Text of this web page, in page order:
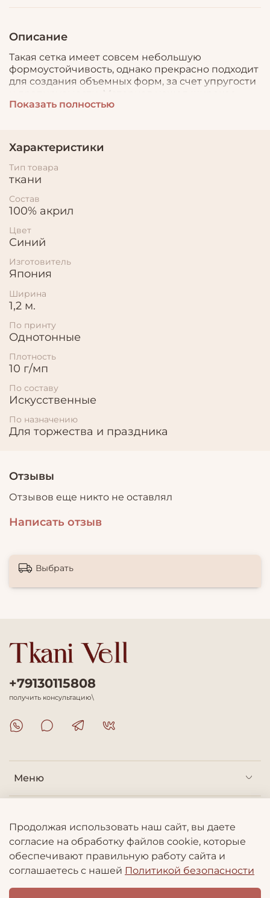
Описание
Такая сетка имеет совсем небольшую
формоустойчивость, однако прекрасно подходит
для создания объемных форм, за счет упругости
и драпируемости. Материал нашел широкое
применение в пошиве нарядной одежды,
Показать полностью
Характеристики
Тип товара
ткани
Состав
100% акрил
Цвет
Синий
Изготовитель
Япония
Ширина
1,2 м.
По принту
Однотонные
Плотность
10 г/мп
По составу
Искусственные
По назначению
Для торжества и праздника
Отзывы
Отзывов еще никто не оставлял
Написать отзыв
Выбрать
Меню
Информация
+79130115808
получить консультацию\
Продолжая использовать наш сайт, вы даете
согласие на обработку файлов cookie, которые
обеспечивают правильную работу сайта и
соглашаетесь с нашей Политикой безопасности